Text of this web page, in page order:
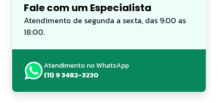
Fale com um Especialista
Atendimento de segunda a sexta, das 9:00 as
18:00.
Atendimento no WhatsApp
(11) 9 3482-3230